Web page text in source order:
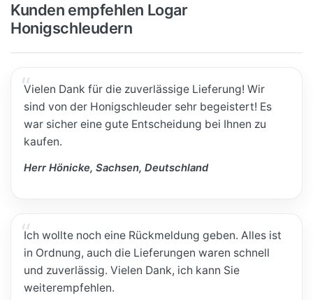
Kunden empfehlen Logar
Honigschleudern
Vielen Dank für die zuverlässige Lieferung! Wir
sind von der Honigschleuder sehr begeistert! Es
war sicher eine gute Entscheidung bei Ihnen zu
kaufen.
Herr Hönicke, Sachsen, Deutschland
Ich wollte noch eine Rückmeldung geben. Alles ist
in Ordnung, auch die Lieferungen waren schnell
und zuverlässig. Vielen Dank, ich kann Sie
weiterempfehlen.